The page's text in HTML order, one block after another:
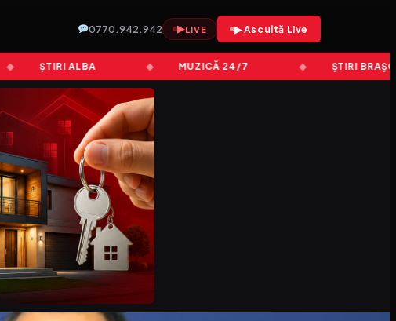
0770.942.942 ▶LIVE ▶ Ascultă Live
ȘTIRI ALBA MUZICĂ 24/7 ȘTIRI BRAȘOV